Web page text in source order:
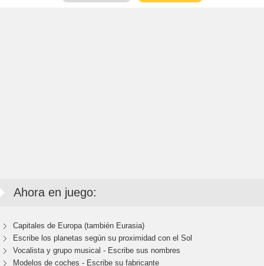
Ahora en juego:
Capitales de Europa (también Eurasia)
Escribe los planetas según su proximidad con el Sol
Vocalista y grupo musical - Escribe sus nombres
Modelos de coches - Escribe su fabricante